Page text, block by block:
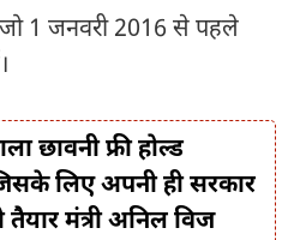
जो 1 जनवरी 2016 से पहले
छावनी फ्री होल्ड
लिए अपनी ही सरकार
मंत्री अनिल विज